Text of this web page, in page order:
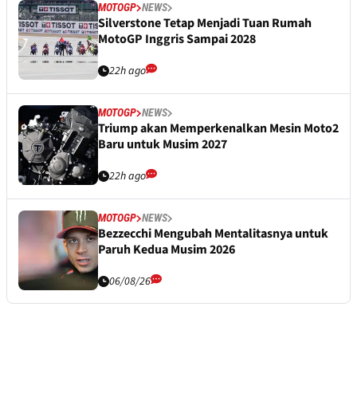
MOTOGP NEWS
Silverstone Tetap Menjadi Tuan Rumah
MotoGP Inggris Sampai 2028
22h ago
MOTOGP NEWS
Triump akan Memperkenalkan Mesin Moto2
Baru untuk Musim 2027
22h ago
MOTOGP NEWS
Bezzecchi Mengubah Mentalitasnya untuk
Paruh Kedua Musim 2026
06/08/26